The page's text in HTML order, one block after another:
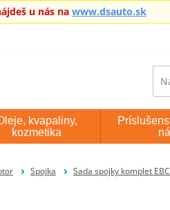
u nás na www.dsauto.sk
kvapaliny,
kozmetika
Spojka Sada spojky komplet EBC